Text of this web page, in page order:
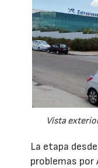
Vista
La etapa
problemas por